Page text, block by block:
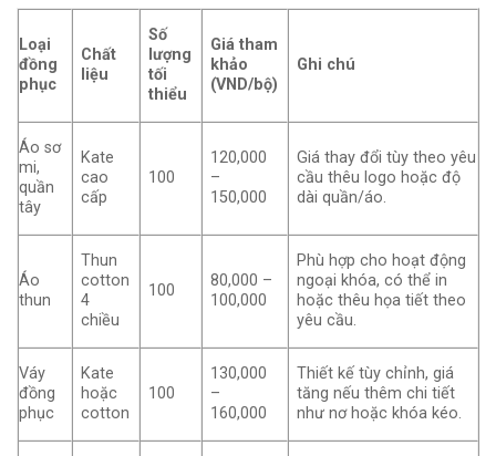
Loại
đồng
phục
Chất
liệu
Số
lượng
tối
thiểu
Giá tham
khảo
(VND/bộ)
Ghi chú
Áo sơ
mi,
quần
tây
Kate
cao
cấp
100
120,000
–
150,000
Giá thay đổi tùy theo yêu
cầu thêu logo hoặc độ
dài quần/áo.
Áo
thun
Thun
cotton
4
chiều
100
80,000 –
100,000
Phù hợp cho hoạt động
ngoại khóa, có thể in
hoặc thêu họa tiết theo
yêu cầu.
Váy
đồng
phục
Kate
hoặc
cotton
100
130,000
–
160,000
Thiết kế tùy chỉnh, giá
tăng nếu thêm chi tiết
như nơ hoặc khóa kéo.